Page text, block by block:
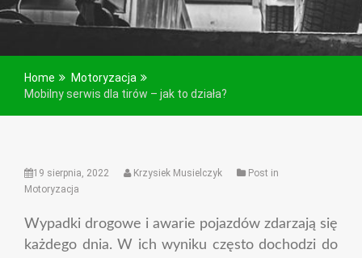
Home
Motoryzacja
Mobilny serwis dla tirów – jak to działa?
19 sierpnia, 2022 Krzysiek Musielczyk
Post in
Motoryzacja
Wypadki drogowe i awarie pojazdów zdarzają się
każdego dnia. W ich wyniku często dochodzi do